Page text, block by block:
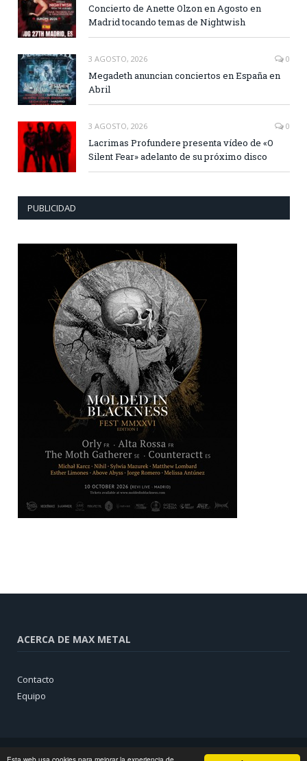
Concierto de Anette Olzon en Agosto en
Madrid tocando temas de Nightwish
3 AGOSTO, 2026 0
Megadeth anuncian conciertos en España en
Abril
3 AGOSTO, 2026 0
Lacrimas Profundere presenta vídeo de «O
Silent Fear» adelanto de su próximo disco
PUBLICIDAD
ACERCA DE MAX METAL
Contacto
Equipo